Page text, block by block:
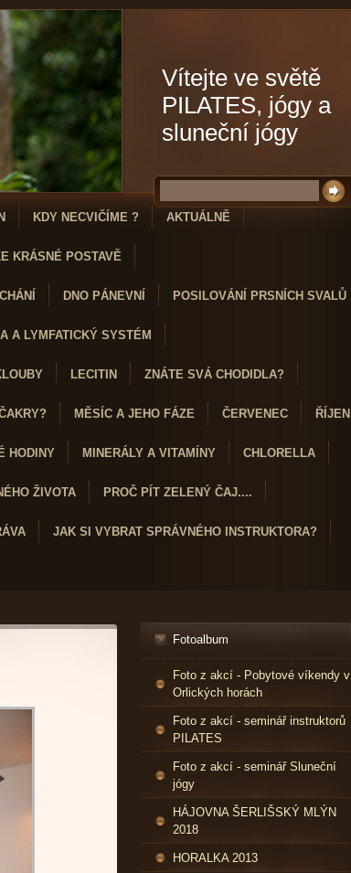
Vítejte ve světě
PILATES, jógy a
sluneční jógy
KDY NECVIČÍME ? AKTUÁLNĚ
KRÁSNÉ POSTAVĚ
DNO PÁNEVNÍ POSILOVÁNÍ PRSNÍCH SVALŮ
A LYMFATICKÝ SYSTÉM
LECITIN ZNÁTE SVÁ CHODIDLA?
MĚSÍC A JEHO FÁZE ČERVENEC ŘÍJEN
HODINY MINERÁLY A VITAMÍNY CHLORELLA
ŽIVOTA PROČ PÍT ZELENÝ ČAJ....
JAK SI VYBRAT SPRÁVNÉHO INSTRUKTORA?
Fotoalbum
Foto z akcí - Pobytové víkendy v
Orlických horách
Foto z akcí - seminář instruktorů
PILATES
Foto z akcí - seminář Sluneční
jógy
HÁJOVNA ŠERLIŠSKÝ MLÝN
2018
HORALKA 2013